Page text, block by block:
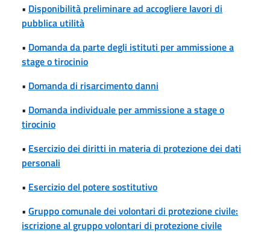
• Disponibilità preliminare ad accogliere lavori di
pubblica utilità
• Domanda da parte degli istituti per ammissione a
stage o tirocinio
• Domanda di risarcimento danni
• Domanda individuale per ammissione a stage o
tirocinio
• Esercizio dei diritti in materia di protezione dei dati
personali
• Esercizio del potere sostitutivo
• Gruppo comunale dei volontari di protezione civile:
iscrizione al gruppo volontari di protezione civile